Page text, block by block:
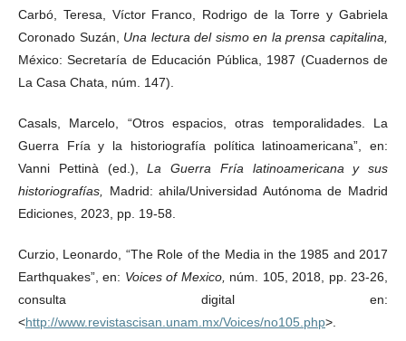
Carbó, Teresa, Víctor Franco, Rodrigo de la Torre y Gabriela
Coronado Suzán, Una lectura del sismo en la prensa capitalina,
México: Secretaría de Educación Pública, 1987 (Cuadernos de
La Casa Chata, núm. 147).
Casals, Marcelo, “Otros espacios, otras temporalidades. La
Guerra Fría y la historiografía política latinoamericana”, en:
Vanni Pettinà (ed.),La Guerra Fría latinoamericana y sus
historiografías, Madrid: ahila/Universidad Autónoma de Madrid
Ediciones, 2023, pp. 19-58.
Curzio, Leonardo, “The Role of the Media in the 1985 and 2017
Earthquakes”, en: Voices of Mexico, núm. 105, 2018, pp. 23-26,
consulta digital en:
<http://www.revistascisan.unam.mx/Voices/no105.php>.